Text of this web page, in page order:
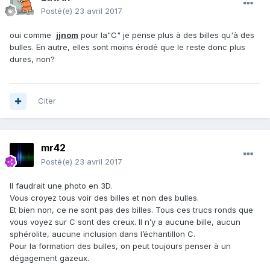
Posté(e) 23 avril 2017
oui comme jjnom pour la"C" je pense plus à des billes qu'à des
bulles. En autre, elles sont moins érodé que le reste donc plus
dures, non?
Citer
mr42
Posté(e) 23 avril 2017
Il faudrait une photo en 3D.
Vous croyez tous voir des billes et non des bulles.
Et bien non, ce ne sont pas des billes. Tous ces trucs ronds que
vous voyez sur C sont des creux. Il n’y a aucune bille, aucun
sphérolite, aucune inclusion dans l’échantillon C.
Pour la formation des bulles, on peut toujours penser à un
dégagement gazeux.